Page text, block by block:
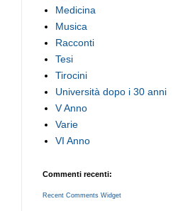
Medicina
Musica
Racconti
Tesi
Tirocini
Università dopo i 30 anni
V Anno
Varie
VI Anno
Commenti recenti:
Recent Comments Widget